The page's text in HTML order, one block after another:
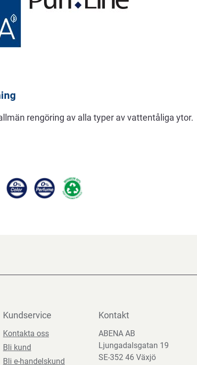
rengöring av alla typer av vattentåliga ytor.
Kundservice
Kontakta oss
Bli kund
Bli e-handelskund
Kontakt
ABENA AB
Ljungadalsgatan 19
SE-352 46 Växjö